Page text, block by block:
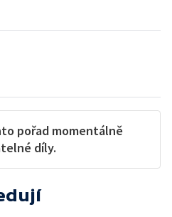
pořad momentálně
díly.